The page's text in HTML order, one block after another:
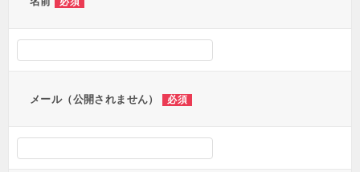
メール（公開されません） 必須